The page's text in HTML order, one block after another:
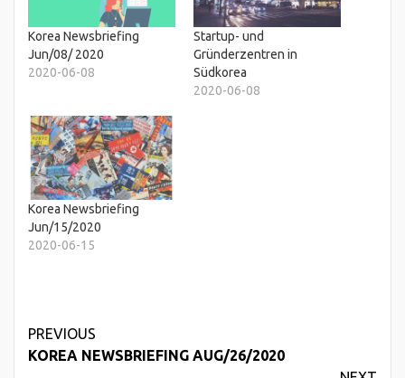
Korea Newsbriefing
Jun/08/ 2020
2020-06-08
Startup- und
Gründerzentren in
Südkorea
2020-06-08
Korea Newsbriefing
Jun/15/2020
2020-06-15
Continue
Reading
PREVIOUS
KOREA NEWSBRIEFING AUG/26/2020